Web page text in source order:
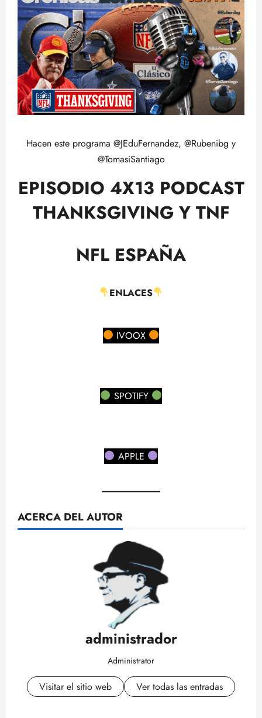
Hacen este programa @JEduFernandez, @Rubenibg y
@TomasiSantiago
EPISODIO 4X13 PODCAST
THANKSGIVING Y TNF
NFL ESPAÑA
ENLACES
IVOOX
SPOTIFY
APPLE
ACERCA DEL AUTOR
administrador
Administrator
Visitar el sitio web Ver todas las entradas